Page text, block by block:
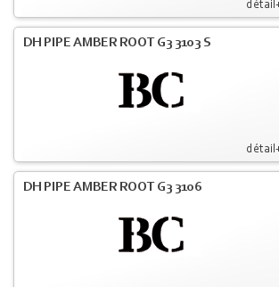
DH PIPE AMBER ROOT G3 3103 S
DH PIPE AMBER ROOT G3 3106